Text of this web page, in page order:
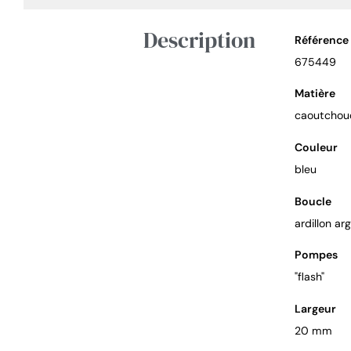
Description
Référence
675449
Matière
Couleur
bleu
Boucle
ardillon
Pompes
"flash"
Largeur
20 mm